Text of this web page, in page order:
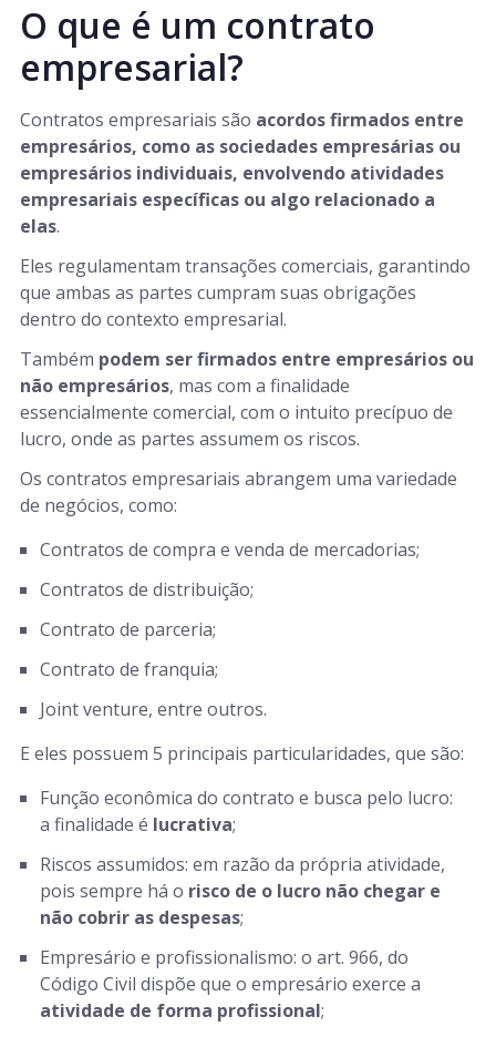
O que é um contrato
empresarial?
Contratos empresariais são acordos firmados entre
empresários, como as sociedades empresárias ou
empresários individuais, envolvendo atividades
empresariais específicas ou algo relacionado a
elas.
Eles regulamentam transações comerciais, garantindo
que ambas as partes cumpram suas obrigações
dentro do contexto empresarial.
Também podem ser firmados entre empresários ou
não empresários, mas com a finalidade
essencialmente comercial, com o intuito precípuo de
lucro, onde as partes assumem os riscos.
Os contratos empresariais abrangem uma variedade
de negócios, como:
Contratos de compra e venda de mercadorias;
Contratos de distribuição;
Contrato de parceria;
Contrato de franquia;
Joint venture, entre outros.
E eles possuem 5 principais particularidades, que são:
Função econômica do contrato e busca pelo lucro:
a finalidade é lucrativa;
Riscos assumidos: em razão da própria atividade,
pois sempre há o risco de o lucro não chegar e
não cobrir as despesas;
Empresário e profissionalismo: o art. 966, do
Código Civil dispõe que o empresário exerce a
atividade de forma profissional;